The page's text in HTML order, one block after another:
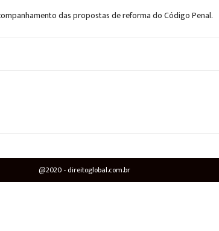
das propostas de reforma do Código Penal.
@2020 - direitoglobal.com.br